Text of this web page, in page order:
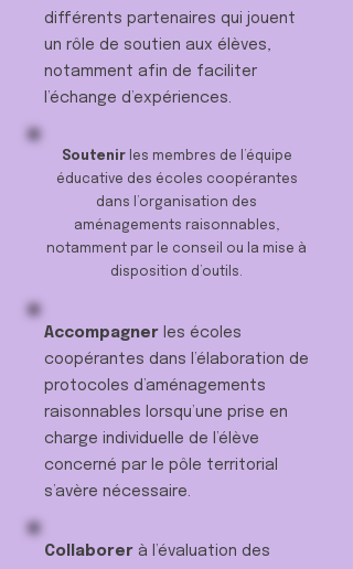
différents partenaires qui jouent
un rôle de soutien aux élèves,
notamment afin de faciliter
l’échange d’expériences.
Soutenirles membres de l’équipe
éducative des écoles coopérantes
dans l’organisation des
aménagements raisonnables,
notamment par le conseil ou la mise à
disposition d’outils.
Accompagner les écoles
coopérantes dans l’élaboration de
protocoles d’aménagements
raisonnables lorsqu’une prise en
charge individuelle de l’élève
concerné par le pôle territorial
s’avère nécessaire.
Collaborer à l’évaluation des